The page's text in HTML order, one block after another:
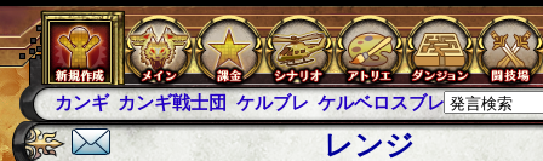
カンギ カンギ戦士団 ケルブレ ケルベロスブレイド スパ
レンジ